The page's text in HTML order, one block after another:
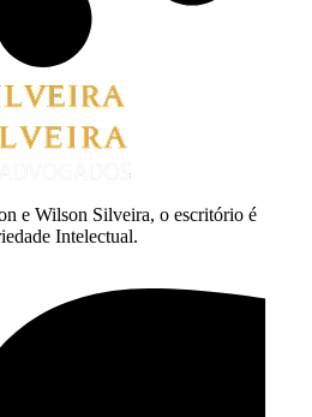
e Wilson Silveira, o escritório é
Intelectual.